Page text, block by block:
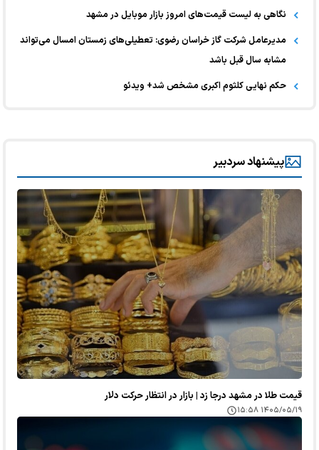
نگاهی به لیست قیمت‌های امروز بازار موبایل در مشهد
مدیرعامل شرکت گاز خراسان رضوی: تعطیلی‌های زمستان امسال می‌تواند
مشابه سال قبل باشد
حکم نهایی کلثوم اکبری مشخص شد+ ویدئو
پیشنهاد سردبیر
قیمت طلا در مشهد درجا زد | بازار در انتظار حرکت دلار
۱۴۰۵/۰۵/۱۹ ۱۵:۵۸